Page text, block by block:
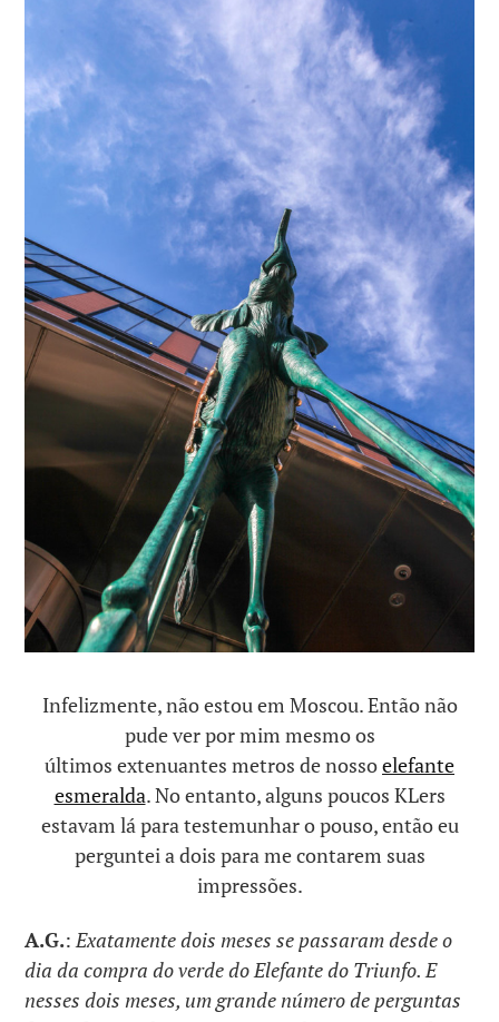
Infelizmente, não estou em Moscou. Então não
pude ver por mim mesmo os
últimos extenuantes metros de nossoelefante
esmeralda. No entanto, alguns poucos KLers
estavam lá para testemunhar o pouso, então eu
perguntei a dois para me contarem suas
impressões.
A.G.:Exatamente dois meses se passaram desde o
dia da compra do verde do Elefante do Triunfo. E
nesses dois meses, um grande número de perguntas